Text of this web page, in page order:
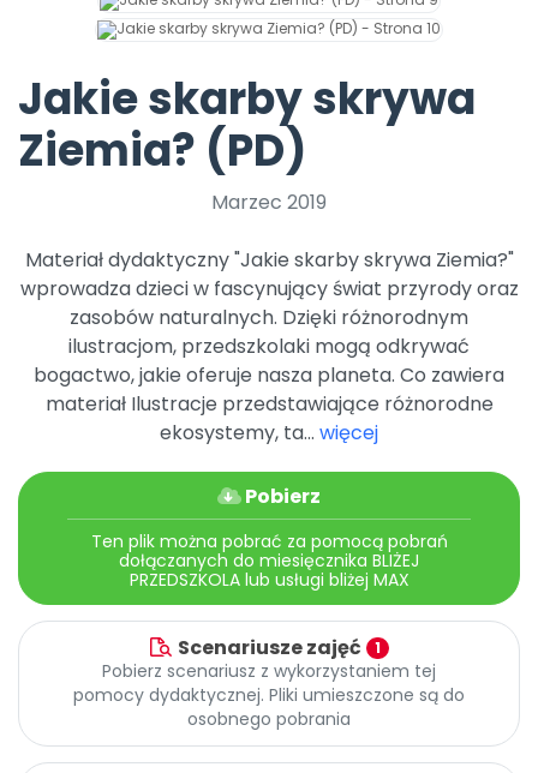
Archiwalne numery
Promocje
Jakie skarby skrywa
Ziemia? (PD)
Marzec 2019
Materiał dydaktyczny "Jakie skarby skrywa Ziemia?"
wprowadza dzieci w fascynujący świat przyrody oraz
zasobów naturalnych. Dzięki różnorodnym
ilustracjom, przedszkolaki mogą odkrywać
bogactwo, jakie oferuje nasza planeta. Co zawiera
materiał Ilustracje przedstawiające różnorodne
ekosystemy, ta... więcej
Pobierz
Ten plik można pobrać za pomocą pobrań
dołączanych do miesięcznika BLIŻEJ
PRZEDSZKOLA lub usługi bliżej MAX
Scenariusze zajęć 1
Pobierz scenariusz z wykorzystaniem tej
pomocy dydaktycznej. Pliki umieszczone są do
osobnego pobrania